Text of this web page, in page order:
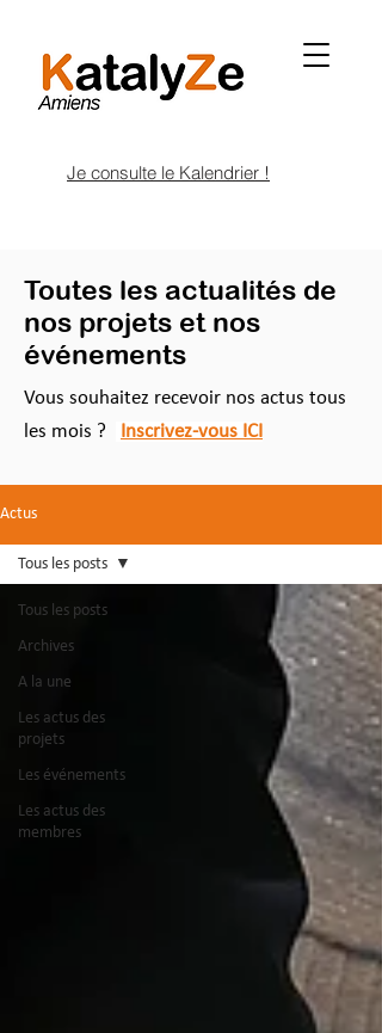
Je consulte le Kalendrier !
Toutes les actualités de
nos projets et nos
événements
Vous souhaitez recevoir nos actus tous
les mois ?
Inscrivez-vous ICI
Actus
Tous les posts
Archives
A la une
Les actus des
projets
Les événements
Les actus des
membres
Tous les posts